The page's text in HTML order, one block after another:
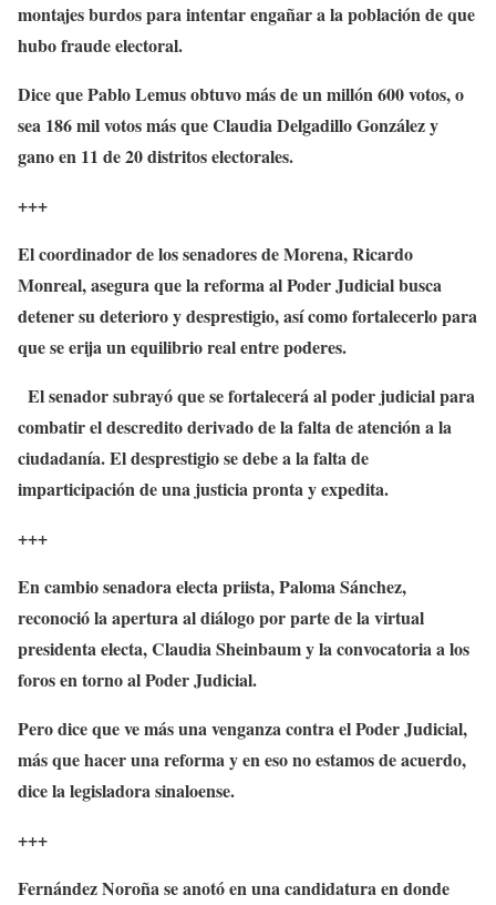
montajes burdos para intentar engañar a la población de que
hubo fraude electoral.
Dice que Pablo Lemus obtuvo más de un millón 600 votos, o
sea 186 mil votos más que Claudia Delgadillo González y
gano en 11 de 20 distritos electorales.
+++
El coordinador de los senadores de Morena, Ricardo
Monreal, asegura que la reforma al Poder Judicial busca
detener su deterioro y desprestigio, así como fortalecerlo para
que se erija un equilibrio real entre poderes.
El senador subrayó que se fortalecerá al poder judicial para
combatir el descredito derivado de la falta de atención a la
ciudadanía. El desprestigio se debe a la falta de
imparticipación de una justicia pronta y expedita.
+++
En cambio senadora electa priista, Paloma Sánchez,
reconoció la apertura al diálogo por parte de la virtual
presidenta electa, Claudia Sheinbaum y la convocatoria a los
foros en torno al Poder Judicial.
Pero dice que ve más una venganza contra el Poder Judicial,
más que hacer una reforma y en eso no estamos de acuerdo,
dice la legisladora sinaloense.
+++
Fernández Noroña se anotó en una candidatura en donde